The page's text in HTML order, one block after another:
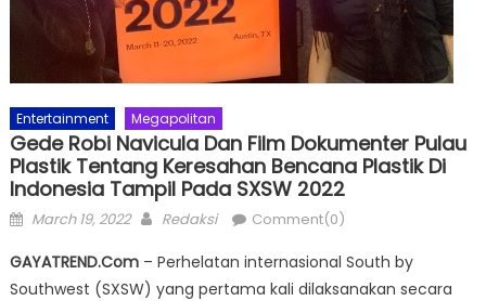
Entertainment Megapolitan
Gede Robi Navicula Dan Film Dokumenter Pulau
Plastik Tentang Keresahan Bencana Plastik Di
Indonesia Tampil Pada SXSW 2022
Posted
March 19, 2022 Author
Redaksi Comment(0)
GAYATREND.Com– Perhelatan internasional South by
Southwest (SXSW) yang pertama kali dilaksanakan secara